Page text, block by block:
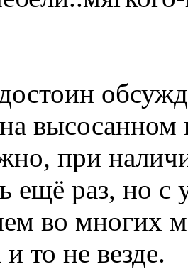
высосанном
при
ещё раз, но с
во многих
то не везде.